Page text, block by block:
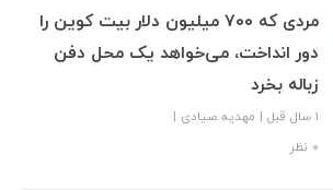
مردی که ۷۰۰ میلیون دلار بیت‌ کوین را
دور انداخت، می‌خواهد یک محل دفن
زباله بخرد
1 سال قبل | مهدیه صیادی |
۰ نظر